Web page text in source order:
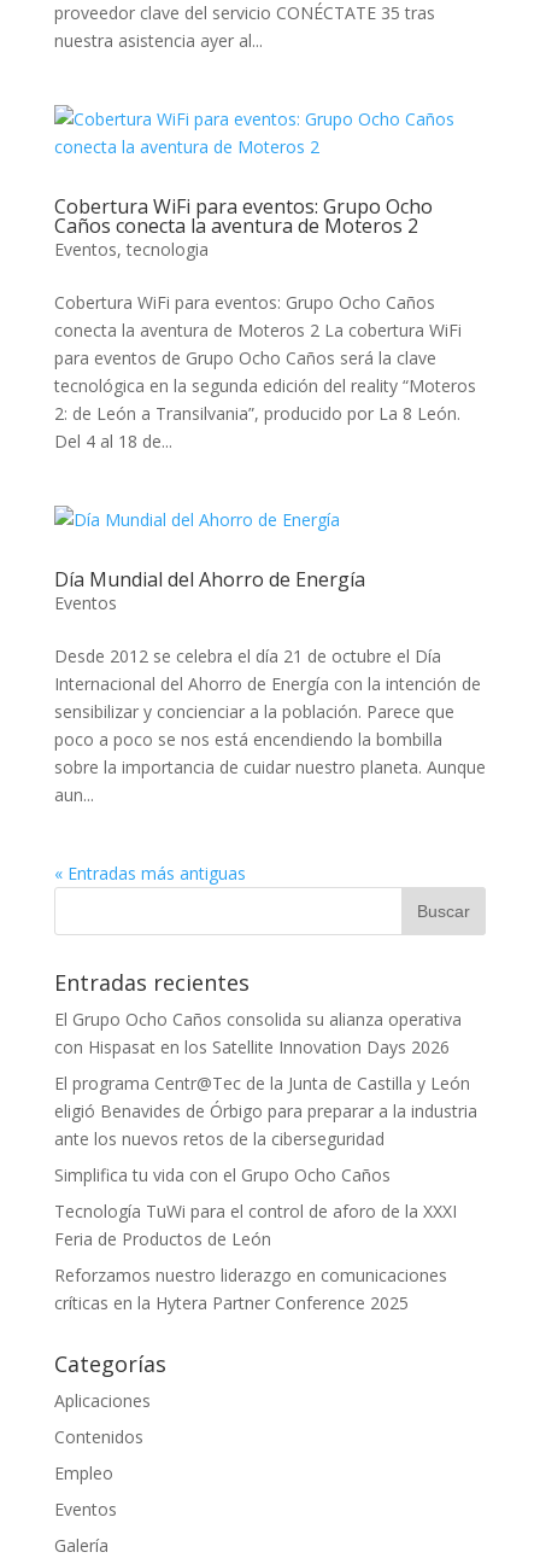
proveedor clave del servicio CONÉCTATE 35 tras
nuestra asistencia ayer al...
Cobertura WiFi para eventos: Grupo Ocho
Caños conecta la aventura de Moteros 2
Eventos,tecnologia
Cobertura WiFi para eventos: Grupo Ocho Caños
conecta la aventura de Moteros 2 La cobertura WiFi
para eventos de Grupo Ocho Caños será la clave
tecnológica en la segunda edición del reality “Moteros
2: de León a Transilvania”, producido por La 8 León.
Del 4 al 18 de...
Día Mundial del Ahorro de Energía
Eventos
Desde 2012 se celebra el día 21 de octubre el Día
Internacional del Ahorro de Energía con la intención de
sensibilizar y concienciar a la población. Parece que
poco a poco se nos está encendiendo la bombilla
sobre la importancia de cuidar nuestro planeta. Aunque
aun...
« Entradas más antiguas
Entradas recientes
El Grupo Ocho Caños consolida su alianza operativa
con Hispasat en los Satellite Innovation Days 2026
El programa Centr@Tec de la Junta de Castilla y León
eligió Benavides de Órbigo para preparar a la industria
ante los nuevos retos de la ciberseguridad
Simplifica tu vida con el Grupo Ocho Caños
Tecnología TuWi para el control de aforo de la XXXI
Feria de Productos de León
Reforzamos nuestro liderazgo en comunicaciones
críticas en la Hytera Partner Conference 2025
Categorías
Aplicaciones
Contenidos
Empleo
Eventos
Galería